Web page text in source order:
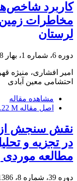
کاربرد
مخاطرات
لرستان
دوره 6، شماره 1، بهار 1398، صفحه
امیر افشاری، منیژه
احتشامی معین آبادی
مشاهده مقاله
اصل مقاله M
نقش سنجش از
در تجزیه و
مطالعه موردی
دوره 39، شماره 8، 1386